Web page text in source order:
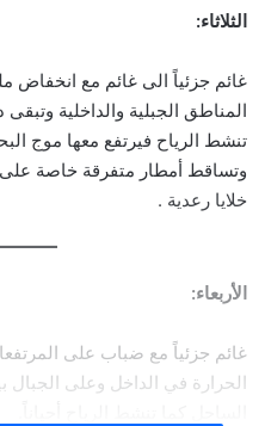
الثلاثاء:
غائم جزئياً الى غائم مع
المناطق الجبلية والداخلية
تنشط الرياح فيرتفع معها موج
وتساقط أمطار متفرقة خاصة على
خلايا رعدية .
الأربعاء:
غائم جزئياً مع ضباب على
الحرارة في الداخل وعلى